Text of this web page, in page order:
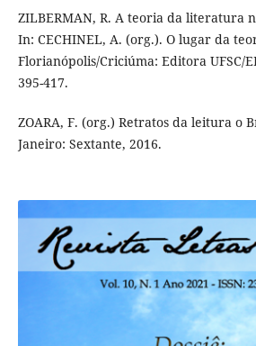
ZILBERMAN, R. A teoria da literatura
In: CECHINEL, A. (org.). O lugar da
Florianópolis/Criciúma: Editora UFSC/
395-417.
ZOARA, F. (org.) Retratos da leitura o
Janeiro: Sextante, 2016.